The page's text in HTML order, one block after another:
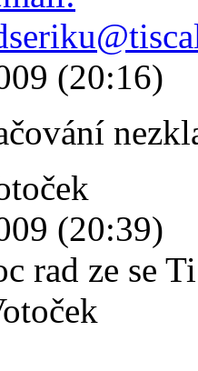
(20:16)
(20:39)
rad ze se